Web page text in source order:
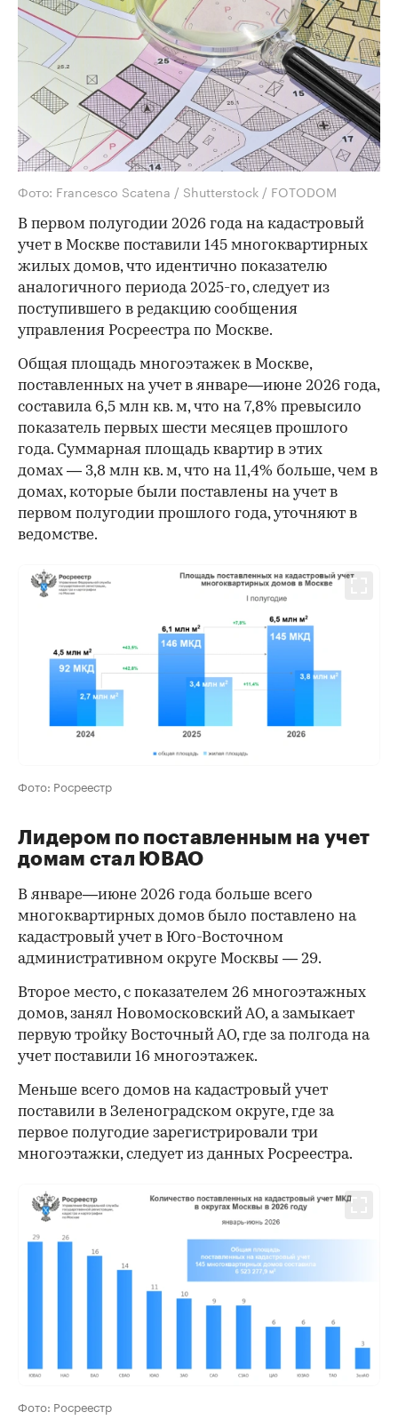
Фото: Francesco Scatena / Shutterstock / FOTODOM
В первом полугодии 2026 года на кадастровый
учет в Москве поставили 145 многоквартирных
жилых домов, что идентично показателю
аналогичного периода 2025-го, следует из
поступившего в редакцию сообщения
управления Росреестра по Москве.
Общая площадь многоэтажек в Москве,
поставленных на учет в январе—июне 2026 года,
составила 6,5 млн кв. м, что на 7,8% превысило
показатель первых шести месяцев прошлого
года. Суммарная площадь квартир в этих
домах — 3,8 млн кв. м, что на 11,4% больше, чем в
домах, которые были поставлены на учет в
первом полугодии прошлого года, уточняют в
ведомстве.
Фото: Росреестр
Лидером по поставленным на учет
домам стал ЮВАО
В январе—июне 2026 года больше всего
многоквартирных домов было поставлено на
кадастровый учет в Юго-Восточном
административном округе Москвы — 29.
Второе место, с показателем 26 многоэтажных
домов, занял Новомосковский АО, а замыкает
первую тройку Восточный АО, где за полгода на
учет поставили 16 многоэтажек.
Меньше всего домов на кадастровый учет
поставили в Зеленоградском округе, где за
первое полугодие зарегистрировали три
многоэтажки, следует из данных Росреестра.
Фото: Росреестр